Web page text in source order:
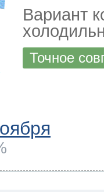
Вариант
Точное